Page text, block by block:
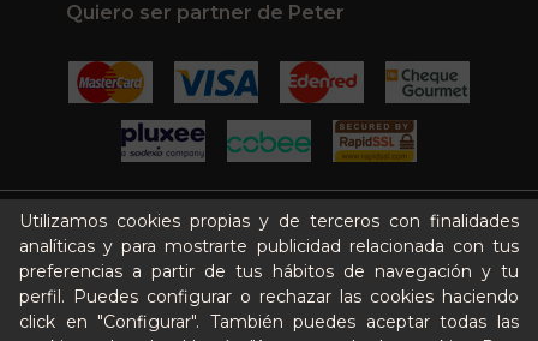
Utilizamos cookies propias y de terceros con finalidades
analíticas y para mostrarte publicidad relacionada con tus
preferencias a partir de tus hábitos de navegación y tu
perfil. Puedes configurar o rechazar las cookies haciendo
click en "Configurar". También puedes aceptar todas las
Quiero ser partner de Peter
Términos y condiciones
Pago seguro
Gestión de Cookies